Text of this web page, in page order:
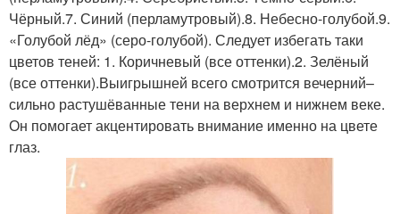
Чёрный.7. Синий (перламутровый).8. Небесно-голубой.9.
«Голубой лёд» (серо-голубой). Следует избегать таки
цветов теней: 1. Коричневый (все оттенки).2. Зелёный
(все оттенки).Выигрышней всего смотрится вечерний–
сильно растушёванные тени на верхнем и нижнем веке.
Он помогает акцентировать внимание именно на цвете
глаз.